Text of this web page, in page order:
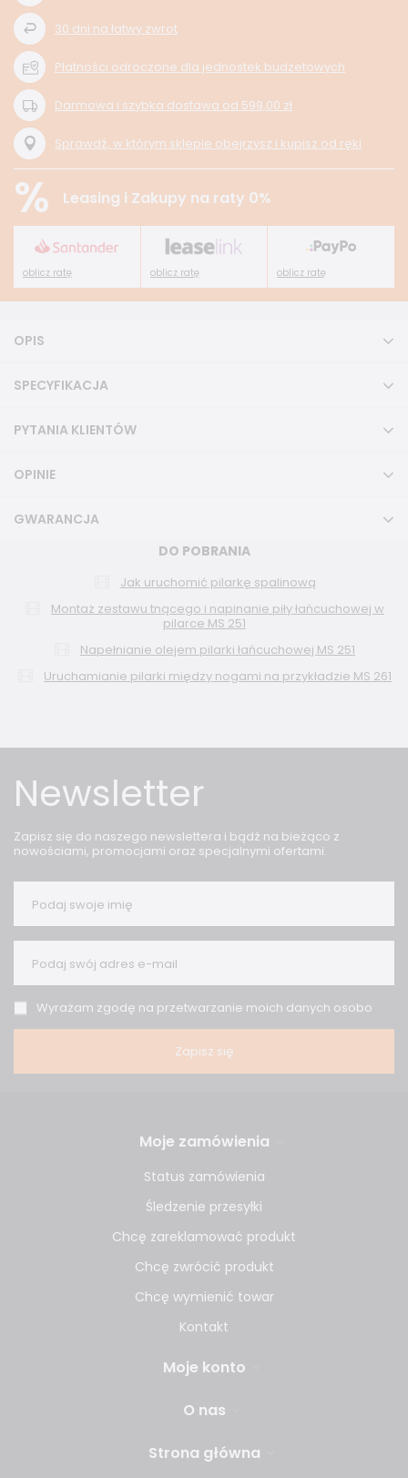
30 dni na łatwy zwrot
Płatności odroczone dla jednostek budżetowych
Darmowa i szybka dostawa od 599,00 zł
Sprawdź, w którym sklepie obejrzysz i kupisz od ręki
% Leasing i Zakupy na raty 0%
oblicz ratę oblicz ratę oblicz ratę
OPIS
SPECYFIKACJA
PYTANIA KLIENTÓW
OPINIE
GWARANCJA
DO POBRANIA
Jak uruchomić pilarkę spalinową
Montaż zestawu tnącego i napinanie piły łańcuchowej w
pilarce MS 251
Napełnianie olejem pilarki łańcuchowej MS 251
Uruchamianie pilarki między nogami na przykładzie MS 261
Newsletter
Zapisz się do naszego newslettera i bądź na bieżąco z
nowościami, promocjami oraz specjalnymi ofertami.
Podaj swoje imię
Podaj swój adres e-mail
Wyrażam zgodę na przetwarzanie moich danych osobowych (adres e-mail) na potrzeby wysyłki newslettera z informacją handlową (marketing). Więcej w
Zapisz się
Moje zamówienia
Status zamówienia
Śledzenie przesyłki
Chcę zareklamować produkt
Chcę zwrócić produkt
Chcę wymienić towar
Kontakt
Moje konto
O nas
Strona główna